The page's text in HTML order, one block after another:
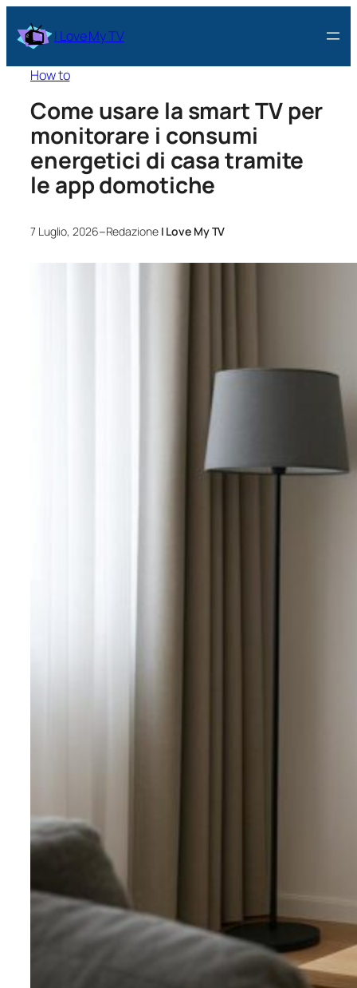
I Love My TV
How to
Come usare la smart TV per
monitorare i consumi
energetici di casa tramite
le app domotiche
7 Luglio, 2026–Redazione I Love My TV